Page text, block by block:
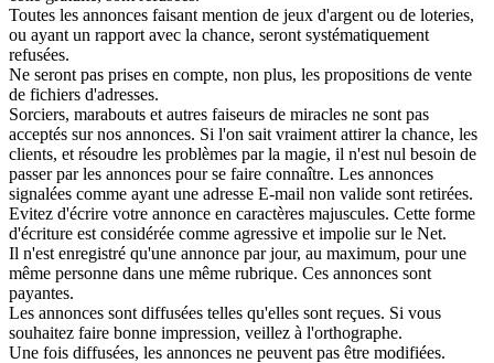
Toutes les annonces faisant mention de jeux d'argent ou de loteries,
ou ayant un rapport avec la chance, seront systématiquement
refusées.
Ne seront pas prises en compte, non plus, les propositions de vente
de fichiers d'adresses.
Sorciers, marabouts et autres faiseurs de miracles ne sont pas
acceptés sur nos annonces. Si l'on sait vraiment attirer la chance, les
clients, et résoudre les problèmes par la magie, il n'est nul besoin de
passer par les annonces pour se faire connaître. Les annonces
signalées comme ayant une adresse E-mail non valide sont retirées.
Evitez d'écrire votre annonce en caractères majuscules. Cette forme
d'écriture est considérée comme agressive et impolie sur le Net.
Il n'est enregistré qu'une annonce par jour, au maximum, pour une
même personne dans une même rubrique. Ces annonces sont
payantes.
Les annonces sont diffusées telles qu'elles sont reçues. Si vous
souhaitez faire bonne impression, veillez à l'orthographe.
Une fois diffusées, les annonces ne peuvent pas être modifiées.